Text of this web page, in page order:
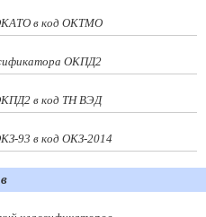
в код ОКТМО
ОКПД2
в код ТН ВЭД
93 в код ОКЗ-2014